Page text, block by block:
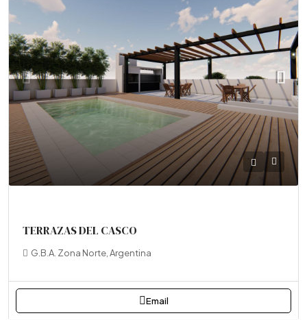
TERRAZAS DEL CASCO
G.B.A. Zona Norte, Argentina
Email